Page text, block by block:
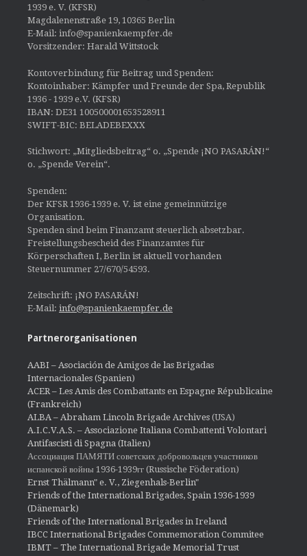
1939 e. V. (KFSR)
Magdalenenstraße 19, 10365 Berlin
E-Mail: info@spanienkaempfer.de
Vorsitzender: Harald Wittstock
Kontoverbindung für Beitrag und Spenden:
Kontoinhaber: Kämpfer und Freunde der Spa, Republik
1936 - 1939 e.V. (KFSR)
IBAN: DE31 100500001653528911
SWIFT-BIC: BELADEBEXXX
Stichwort: „Mitgliedsbeitrag“ o. „Spende ¡NO PASARÁN!“
o. „Spende Verein“.
Spenden:
Der KFSR 1936-1939 e. V. ist eine gemeinnützige
Organisation.
Spenden sind beim Finanzamt steuerlich absetzbar.
Freistellungsbescheid des Finanzamtes für
Körperschaften I, Berlin ist aktuell vorhanden
Steuernummer 27/670/54593.
Zeitschrift: ¡NO PASARÁN!
E-Mail: info@spanienkaempfer.de
Partnerorganisationen
AABI – Asociación de Amigos de las Brigadas
Internacionales (Spanien)
ACER – Les Amis des Combattants en Espagne Républicaine
(Frankreich)
ALBA – Abraham Lincoln Brigade Archives (USA)
A.I.C.V.A.S. – Associazione Italiana Combattenti Volontari
Antifascisti di Spagna (Italien)
Ассоциация ПАМЯТИ советских добровольцев участников
испанской войны 1936-1939гг (Russische Föderation)
Ernst Thälmann" e. V., Ziegenhals-Berlin"
Friends of the International Brigades, Spain 1936-1939
(Dänemark)
Friends of the International Brigades in Ireland
IBCC International Brigades Commemoration Commitee
IBMT – The International Brigade Memorial Trust